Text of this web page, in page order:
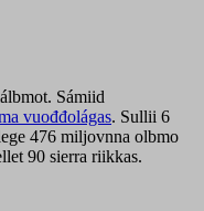
Sámiid
vuođđolágas. Sullii 6
476 miljovnna olbmo
90 sierra riikkas.